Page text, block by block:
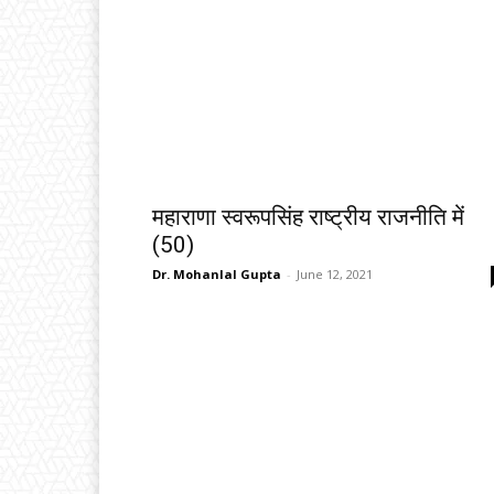
महाराणा स्वरूपसिंह राष्ट्रीय राजनीति में
(50)
Dr. Mohanlal Gupta - June 12, 2021